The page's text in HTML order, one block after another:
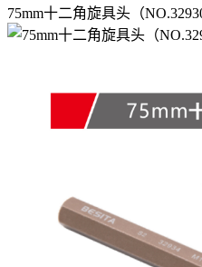
75mm十二角旋具头（